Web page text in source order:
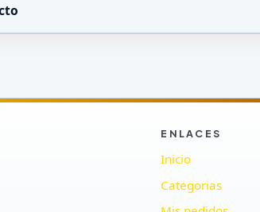
ENLACES
Inicio
Categorias